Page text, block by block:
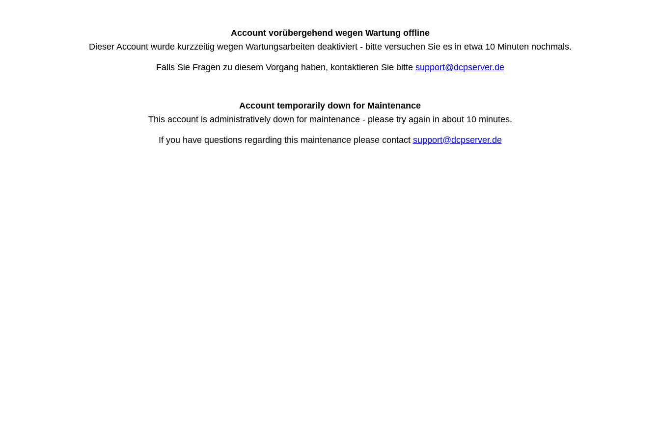
Account vorübergehend wegen Wartung offline
Dieser Account wurde kurzzeitig wegen Wartungsarbeiten deaktiviert - bitte versuchen Sie es in etwa 10 Minuten nochmals.
Falls Sie Fragen zu diesem Vorgang haben, kontaktieren Sie bitte support@dcpserver.de
Account temporarily down for Maintenance
This account is administratively down for maintenance - please try again in about 10 minutes.
If you have questions regarding this maintenance please contact support@dcpserver.de